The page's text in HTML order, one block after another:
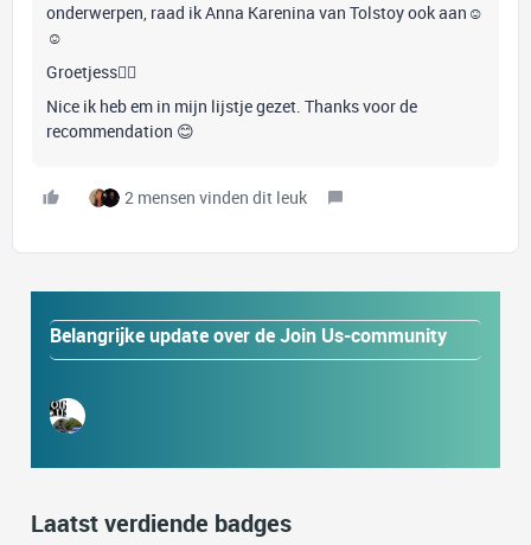
onderwerpen, raad ik Anna Karenina van Tolstoy ook aan☺️
☺️
Groetjess🙋‍♀️
Nice ik heb em in mijn lijstje gezet. Thanks voor de
recommendation 😊
2 mensen vinden dit leuk
Belangrijke update over de Join Us-community
Laatst verdiende badges